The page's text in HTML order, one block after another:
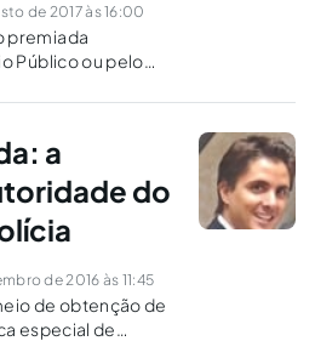
de 2017 às 16:00
premiada
Público ou pelo
aspecto formal e
legalidade.
a
do
de 2016 às 11:45
de obtenção de
especial de